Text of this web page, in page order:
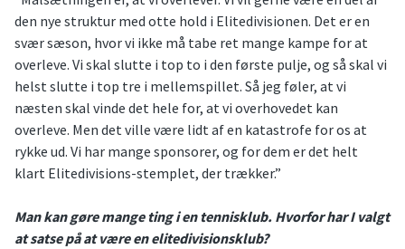
den nye struktur med otte hold i Elitedivisionen. Det er en
svær sæson, hvor vi ikke må tabe ret mange kampe for at
overleve. Vi skal slutte i top to i den første pulje, og så skal vi
helst slutte i top tre i mellemspillet. Så jeg føler, at vi
næsten skal vinde det hele for, at vi overhovedet kan
overleve. Men det ville være lidt af en katastrofe for os at
rykke ud. Vi har mange sponsorer, og for dem er det helt
klart Elitedivisions-stemplet, der trækker.”
Man kan gøre mange ting i en tennisklub. Hvorfor har I valgt
at satse på at være en elitedivisionsklub?